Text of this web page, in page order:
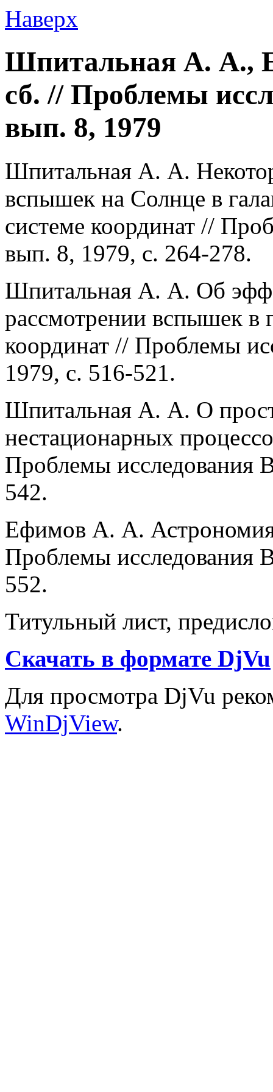
Наверх
Шпитальная А. А.,
сб. // Проблемы
вып. 8, 1979
Шпитальная А. А.
вспышек на Солнце в
системе координат //
вып. 8, 1979, с. 264-278.
Шпитальная А. А. Об
рассмотрении вспышек в
координат // Проблемы
1979, с. 516-521.
Шпитальная А. А. О
нестационарных
Проблемы исследования
542.
Ефимов А. А.
Проблемы исследования
552.
Титульный лист,
Скачать в формате DjVu
Для просмотра DjVu
WinDjView.